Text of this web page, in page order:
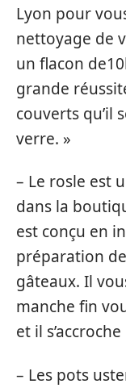
Lyon pour
nettoyage de
un flacon
grande
couverts qu’il
verre. »
– Le rosle est
dans la
est conçu en
préparation
gâteaux. Il
manche fin
et il
– Les pots